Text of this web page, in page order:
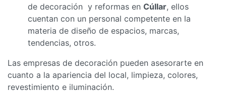
de decoración y reformas en Cúllar, ellos
cuentan con un personal competente en la
materia de diseño de espacios, marcas,
tendencias, otros.
Las empresas de decoración pueden asesorarte en
cuanto a la apariencia del local, limpieza, colores,
revestimiento e iluminación.